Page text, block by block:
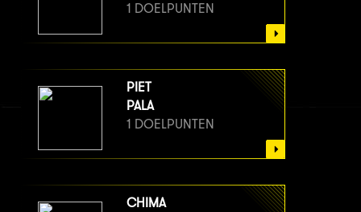
1 DOELPUNTEN
PIET
PALA
1 DOELPUNTEN
CHIMA